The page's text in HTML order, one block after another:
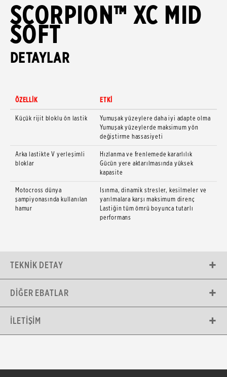
SCORPION™ XC MID
SOFT
DETAYLAR
ÖZELLİK ETKİ
Küçük rijit bloklu ön lastik
Yumuşak yüzeylere daha iyi adapte olma
Yumuşak yüzeylerde maksimum yön
değiştirme hassasiyeti
Arka lastikte V yerleşimli
bloklar
Hızlanma ve frenlemede kararlılık
Gücün yere aktarılmasında yüksek
kapasite
Motocross dünya
şampiyonasında kullanılan
hamur
Isınma, dinamik stresler, kesilmeler ve
yarılmalara karşı maksimum direnç
Lastiğin tüm ömrü boyunca tutarlı
performans
TEKNIK DETAY
DIĞER EBATLAR
İLETIŞIM